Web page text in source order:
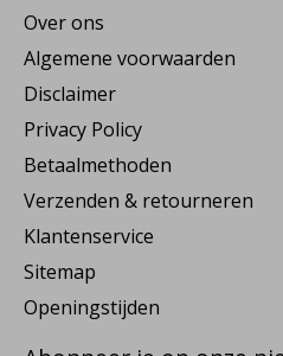
Over ons
Algemene voorwaarden
Disclaimer
Privacy Policy
Betaalmethoden
Verzenden & retourneren
Klantenservice
Sitemap
Openingstijden